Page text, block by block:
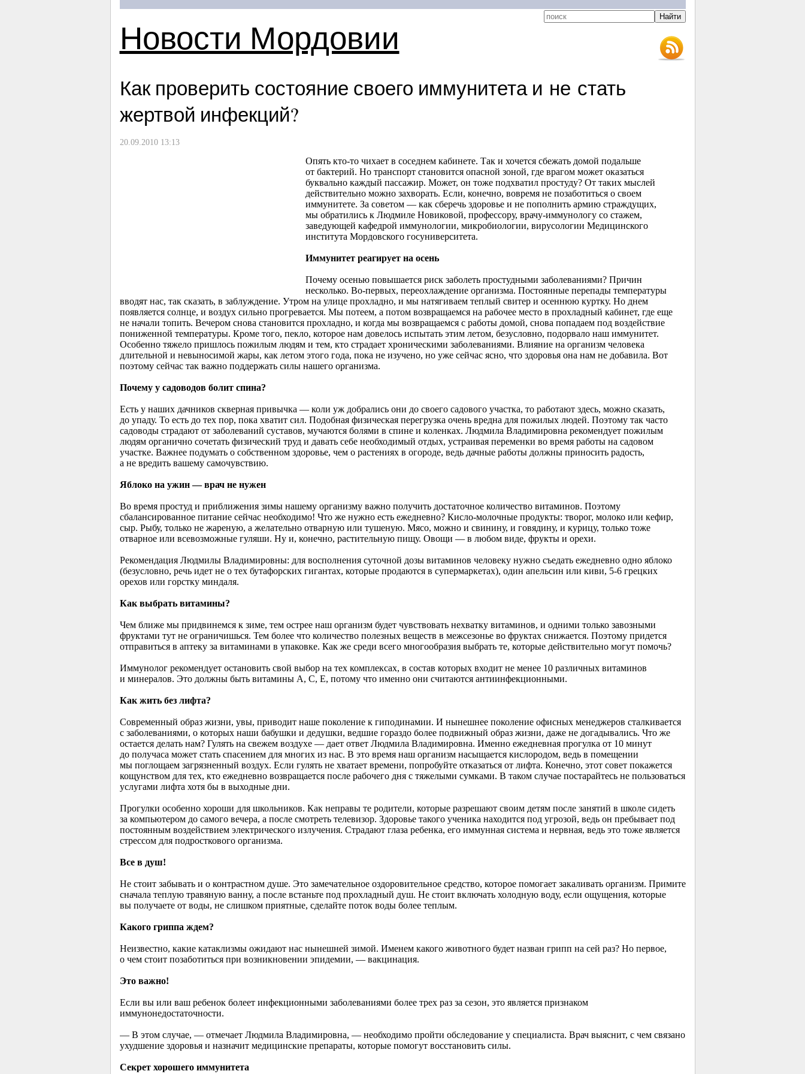
Новости Мордовии
Как проверить состояние своего иммунитета и не стать
жертвой инфекций?
20.09.2010 13:13
Опять кто-то чихает в соседнем кабинете. Так и хочется сбежать домой подальше
от бактерий. Но транспорт становится опасной зоной, где врагом может оказаться
буквально каждый пассажир. Может, он тоже подхватил простуду? От таких мыслей
действительно можно захворать. Если, конечно, вовремя не позаботиться о своем
иммунитете. За советом — как сберечь здоровье и не пополнить армию страждущих,
мы обратились к Людмиле Новиковой, профессору, врачу-иммунологу со стажем,
заведующей кафедрой иммунологии, микробиологии, вирусологии Медицинского
института Мордовского госуниверситета.
Иммунитет реагирует на осень
Почему осенью повышается риск заболеть простудными заболеваниями? Причин
несколько. Во-первых, переохлаждение организма. Постоянные перепады температуры
вводят нас, так сказать, в заблуждение. Утром на улице прохладно, и мы натягиваем теплый свитер и осеннюю куртку. Но днем
появляется солнце, и воздух сильно прогревается. Мы потеем, а потом возвращаемся на рабочее место в прохладный кабинет, где еще
не начали топить. Вечером снова становится прохладно, и когда мы возвращаемся с работы домой, снова попадаем под воздействие
пониженной температуры. Кроме того, пекло, которое нам довелось испытать этим летом, безусловно, подорвало наш иммунитет.
Особенно тяжело пришлось пожилым людям и тем, кто страдает хроническими заболеваниями. Влияние на организм человека
длительной и невыносимой жары, как летом этого года, пока не изучено, но уже сейчас ясно, что здоровья она нам не добавила. Вот
поэтому сейчас так важно поддержать силы нашего организма.
Почему у садоводов болит спина?
Есть у наших дачников скверная привычка — коли уж добрались они до своего садового участка, то работают здесь, можно сказать,
до упаду. То есть до тех пор, пока хватит сил. Подобная физическая перегрузка очень вредна для пожилых людей. Поэтому так часто
садоводы страдают от заболеваний суставов, мучаются болями в спине и коленках. Людмила Владимировна рекомендует пожилым
людям органично сочетать физический труд и давать себе необходимый отдых, устраивая переменки во время работы на садовом
участке. Важнее подумать о собственном здоровье, чем о растениях в огороде, ведь дачные работы должны приносить радость,
а не вредить вашему самочувствию.
Яблоко на ужин — врач не нужен
Во время простуд и приближения зимы нашему организму важно получить достаточное количество витаминов. Поэтому
сбалансированное питание сейчас необходимо! Что же нужно есть ежедневно? Кисло-молочные продукты: творог, молоко или кефир,
сыр. Рыбу, только не жареную, а желательно отварную или тушеную. Мясо, можно и свинину, и говядину, и курицу, только тоже
отварное или всевозможные гуляши. Ну и, конечно, растительную пищу. Овощи — в любом виде, фрукты и орехи.
Рекомендация Людмилы Владимировны: для восполнения суточной дозы витаминов человеку нужно съедать ежедневно одно яблоко
(безусловно, речь идет не о тех бутафорских гигантах, которые продаются в супермаркетах), один апельсин или киви, 5-6грецких
орехов или горстку миндаля.
Как выбрать витамины?
Чем ближе мы придвинемся к зиме, тем острее наш организм будет чувствовать нехватку витаминов, и одними только завозными
фруктами тут не ограничишься. Тем более что количество полезных веществ в межсезонье во фруктах снижается. Поэтому придется
отправиться в аптеку за витаминами в упаковке. Как же среди всего многообразия выбрать те, которые действительно могут помочь?
Иммунолог рекомендует остановить свой выбор на тех комплексах, в состав которых входит не менее 10 различных витаминов
и минералов. Это должны быть витамины А, С, Е, потому что именно они считаются антиинфекционными.
Как жить без лифта?
Современный образ жизни, увы, приводит наше поколение к гиподинамии. И нынешнее поколение офисных менеджеров сталкивается
с заболеваниями, о которых наши бабушки и дедушки, ведшие гораздо более подвижный образ жизни, даже не догадывались. Что же
остается делать нам? Гулять на свежем воздухе — дает ответ Людмила Владимировна. Именно ежедневная прогулка от 10 минут
до получаса может стать спасением для многих из нас. В это время наш организм насыщается кислородом, ведь в помещении
мы поглощаем загрязненный воздух. Если гулять не хватает времени, попробуйте отказаться от лифта. Конечно, этот совет покажется
кощунством для тех, кто ежедневно возвращается после рабочего дня с тяжелыми сумками. В таком случае постарайтесь не пользоваться
услугами лифта хотя бы в выходные дни.
Прогулки особенно хороши для школьников. Как неправы те родители, которые разрешают своим детям после занятий в школе сидеть
за компьютером до самого вечера, а после смотреть телевизор. Здоровье такого ученика находится под угрозой, ведь он пребывает под
постоянным воздействием электрического излучения. Страдают глаза ребенка, его иммунная система и нервная, ведь это тоже является
стрессом для подросткового организма.
Все в душ!
Не стоит забывать и о контрастном душе. Это замечательное оздоровительное средство, которое помогает закаливать организм. Примите
сначала теплую травяную ванну, а после встаньте под прохладный душ. Не стоит включать холодную воду, если ощущения, которые
вы получаете от воды, не слишком приятные, сделайте поток воды более теплым.
Какого гриппа ждем?
Неизвестно, какие катаклизмы ожидают нас нынешней зимой. Именем какого животного будет назван грипп на сей раз? Но первое,
о чем стоит позаботиться при возникновении эпидемии, — вакцинация.
Это важно!
Если вы или ваш ребенок болеет инфекционными заболеваниями более трех раз за сезон, это является признаком
иммунонедостаточности.
— В этом случае, — отмечает Людмила Владимировна, — необходимо пройти обследование у специалиста. Врач выяснит, с чем связано
ухудшение здоровья и назначит медицинские препараты, которые помогут восстановить силы.
Секрет хорошего иммунитета